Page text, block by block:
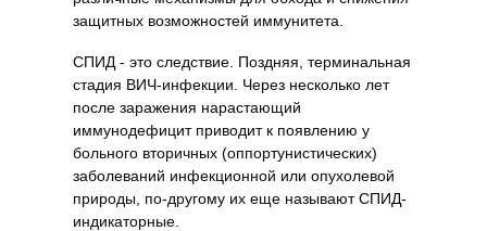
защитных возможностей иммунитета.
СПИД - это следствие. Поздняя, терминальная
стадия ВИЧ-инфекции. Через несколько лет
после заражения нарастающий
иммунодефицит приводит к появлению у
больного вторичных (оппортунистических)
заболеваний инфекционной или опухолевой
природы, по-другому их еще называют СПИД-
индикаторные.